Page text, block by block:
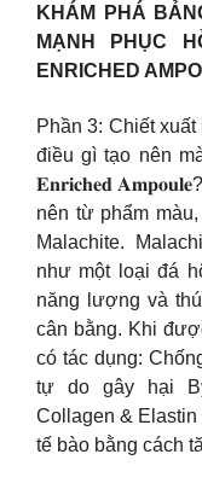
KHÁM PHÁ
MẠNH PHỤC
ENRICHED
Phần 3: Chiết
điều gì tạo nên
𝐄𝐧𝐫𝐢𝐜𝐡𝐞𝐝
nên từ phẩm
Malachite.
như một loại đá
năng lượng và
cân bằng. Khi
có tác dụng:
tự do gây hại
Collagen &
tế bào bằng cách